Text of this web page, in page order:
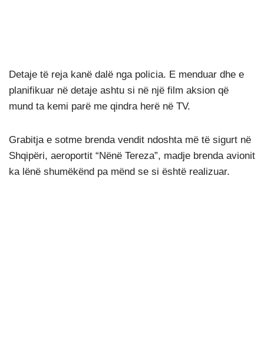
Detaje të reja kanë dalë nga policia. E menduar dhe e
planifikuar në detaje ashtu si në një film aksion që
mund ta kemi parë me qindra herë në TV.
Grabitja e sotme brenda vendit ndoshta më të sigurt në
Shqipëri, aeroportit “Nënë Tereza”, madje brenda avionit
ka lënë shumëkënd pa mënd se si është realizuar.